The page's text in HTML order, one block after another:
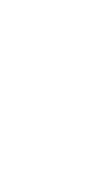
– Via do medo